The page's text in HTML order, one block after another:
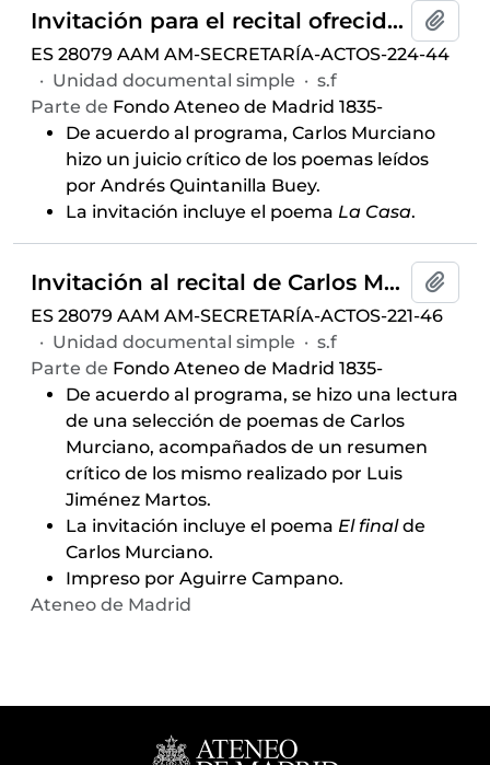
Invitación para el recital ofrecido por Andrés Quintanilla Buey, celebrado el 7 de abril de 1967 y auspiciado por el Aula de Poesía
ES 28079 AAM AM-SECRETARÍA-ACTOS-224-44
· Unidad documental simple · s.f
Parte de Fondo Ateneo de Madrid 1835-
De acuerdo al programa, Carlos Murciano
hizo un juicio crítico de los poemas leídos
por Andrés Quintanilla Buey.
La invitación incluye el poema La Casa.
Invitación al recital de Carlos Murciano, celebrado el 12 de mayo de 1966 y auspiciado por el Aula de Poesía
ES 28079 AAM AM-SECRETARÍA-ACTOS-221-46
· Unidad documental simple · s.f
Parte de Fondo Ateneo de Madrid 1835-
De acuerdo al programa, se hizo una lectura
de una selección de poemas de Carlos
Murciano, acompañados de un resumen
crítico de los mismo realizado por Luis
Jiménez Martos.
La invitación incluye el poema El finalde
Carlos Murciano.
Impreso por Aguirre Campano.
Ateneo de Madrid